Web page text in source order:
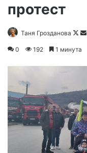
протест
Таня Грозданова
0 192 1 минута